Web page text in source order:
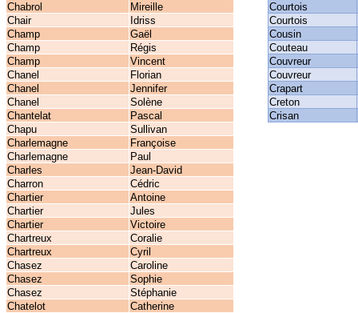
Chabrol
Mireille
Courtois
Chair
Idriss
Courtois
Champ
Gaël
Cousin
Champ
Régis
Couteau
Champ
Vincent
Couvreur
Chanel
Florian
Couvreur
Chanel
Jennifer
Crapart
Chanel
Solène
Creton
Chantelat
Pascal
Crisan
Chapu
Sullivan
Charlemagne
Françoise
Charlemagne
Paul
Charles
Jean-David
Charron
Cédric
Chartier
Antoine
Chartier
Jules
Chartier
Victoire
Chartreux
Coralie
Chartreux
Cyril
Chasez
Caroline
Chasez
Sophie
Chasez
Stéphanie
Chatelot
Catherine